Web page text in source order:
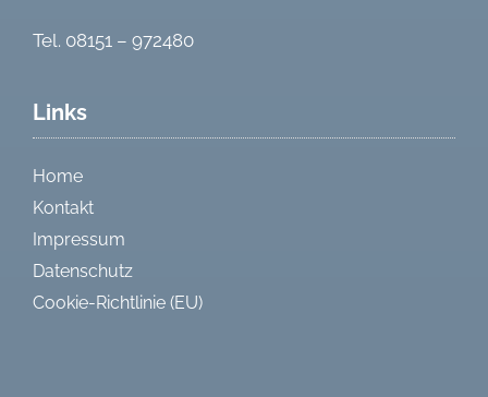
Tel. 08151 – 972480
Links
Home
Kontakt
Impressum
Datenschutz
Cookie-Richtlinie (EU)